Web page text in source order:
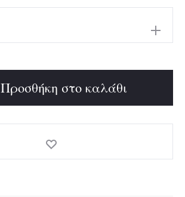
είναι:
Προσθήκη στο καλάθι